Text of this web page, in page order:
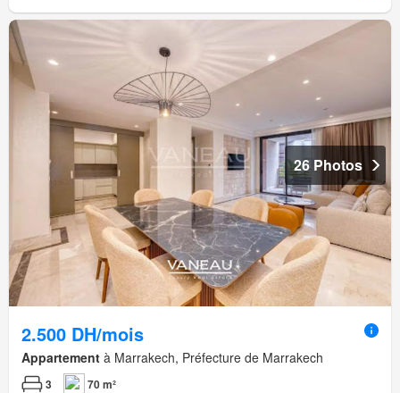
26 Photos
2.500 DH/mois
Appartement à Marrakech, Préfecture de Marrakech
3 70 m²